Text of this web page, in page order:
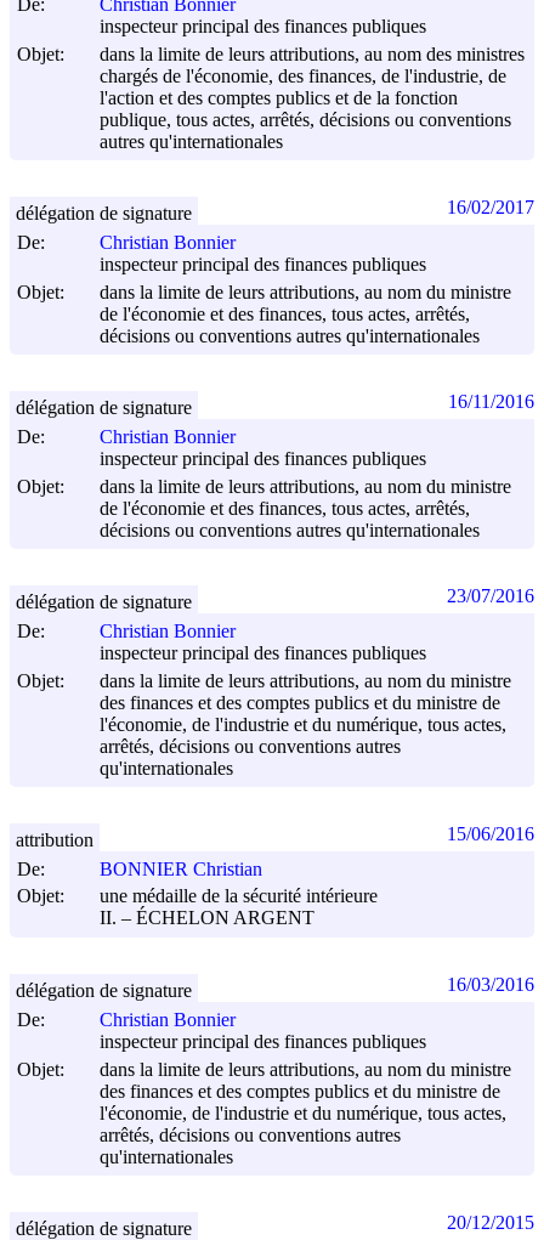
De:
Christian Bonnier
inspecteur principal des finances publiques
Objet:
dans la limite de leurs attributions, au nom des ministres
chargés de l'économie, des finances, de l'industrie, de
l'action et des comptes publics et de la fonction
publique, tous actes, arrêtés, décisions ou conventions
autres qu'internationales
De:
Christian Bonnier
inspecteur principal des finances publiques
Objet:
dans la limite de leurs attributions, au nom du ministre
de l'économie et des finances, tous actes, arrêtés,
décisions ou conventions autres qu'internationales
délégation de signature 16/02/2017
De:
Christian Bonnier
inspecteur principal des finances publiques
Objet:
dans la limite de leurs attributions, au nom du ministre
de l'économie et des finances, tous actes, arrêtés,
décisions ou conventions autres qu'internationales
délégation de signature 16/11/2016
De:
Christian Bonnier
inspecteur principal des finances publiques
Objet:
dans la limite de leurs attributions, au nom du ministre
des finances et des comptes publics et du ministre de
l'économie, de l'industrie et du numérique, tous actes,
arrêtés, décisions ou conventions autres
qu'internationales
délégation de signature 23/07/2016
De:
BONNIER Christian
Objet:
une médaille de la sécurité intérieure
II. – ÉCHELON ARGENT
attribution 15/06/2016
De:
Christian Bonnier
inspecteur principal des finances publiques
Objet:
dans la limite de leurs attributions, au nom du ministre
des finances et des comptes publics et du ministre de
l'économie, de l'industrie et du numérique, tous actes,
arrêtés, décisions ou conventions autres
qu'internationales
délégation de signature 16/03/2016
délégation de signature 20/12/2015